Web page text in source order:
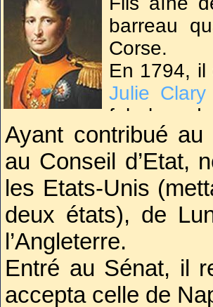
Ayant contribué
au Conseil d’Etat,
les Etats-Unis
deux états), de
l’Angleterre.
Entré au Sénat, il
accepta celle de
barreau
Corse.
En 1794, il
Julie Clary
fabuleux
Grâce à
guerres,
Cents puis